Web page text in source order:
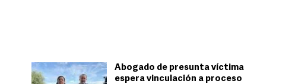
Abogado de presunta víctima
espera vinculación a proceso